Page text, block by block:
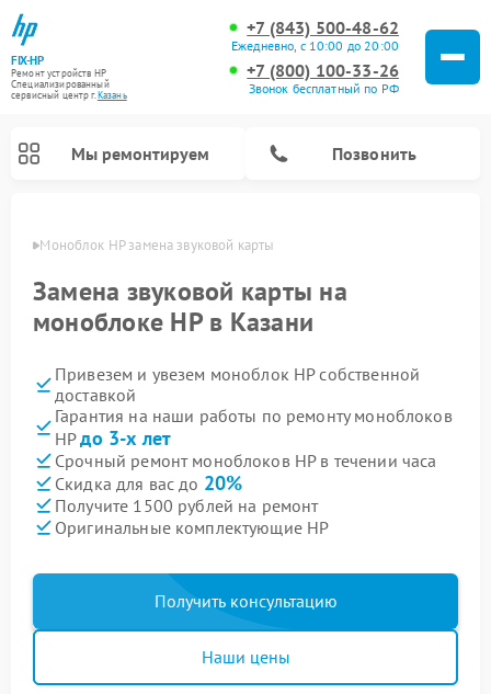
FIX-HP
Ремонт устройств HP
Специализированный
cервисный центр г.Казань
+7 (843) 500-48-62
Ежедневно, с 10:00 до 20:00
+7 (800) 100-33-26
Звонок бесплатный по РФ
Мы ремонтируем Позвонить
Моноблок HP замена звуковой карты
Замена звуковой карты на
моноблоке HP в Казани
Привезем и увезем моноблок HP собственной
доставкой
Гарантия на наши работы по ремонту моноблоков
HPдо 3-х лет
Срочный ремонт моноблоков HP в течении часа
Скидка для вас до 20%
Получите 1500 рублей на ремонт
Оригинальные комплектующие HP
Получить консультацию
Наши цены